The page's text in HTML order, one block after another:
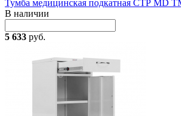
Тумба медицинская подкатная СТР MD
В наличии
5 633 руб.